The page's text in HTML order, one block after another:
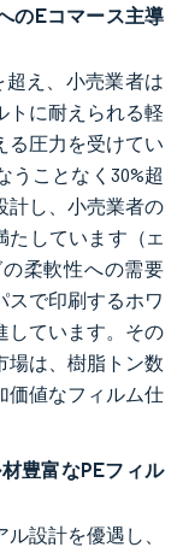
のEコマース主導
超え、小売業者は
トに耐えられる軽
る圧力を受けてい
うことなく30%超
計し、小売業者の
たしています（エ
柔軟性への需要
スで印刷するホワ
しています。その
場は、樹脂トン数
価値なフィルム仕
豊富なPEフィル
設計を優遇し、